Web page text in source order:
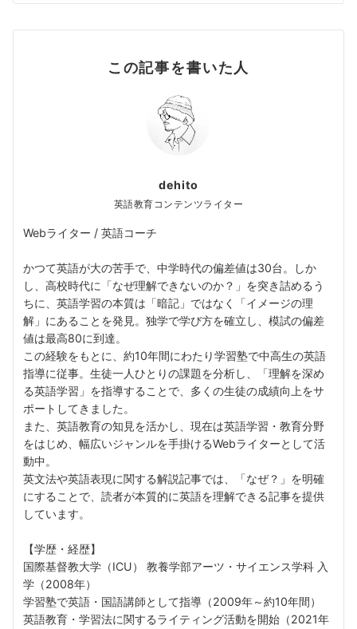
この記事を書いた人
dehito
英語教育コンテンツライター
Webライター / 英語コーチ
かつて英語が大の苦手で、中学時代の偏差値は30台。しか
し、高校時代に「なぜ理解できないのか？」を突き詰めるう
ちに、英語学習の本質は「暗記」ではなく「イメージの理
解」にあることを発見。独学で学び方を確立し、模試の偏差
値は最高80に到達。
この経験をもとに、約10年間にわたり学習塾で中高生の英語
指導に従事。生徒一人ひとりの課題を分析し、「理解を深め
る英語学習」を指導することで、多くの生徒の成績向上をサ
ポートしてきました。
また、英語教育の知見を活かし、現在は英語学習・教育分野
をはじめ、幅広いジャンルを手掛けるWebライターとして活
動中。
英文法や英語表現に関する解説記事では、「なぜ？」を明確
にすることで、読者が本質的に英語を理解できる記事を提供
しています。
【学歴・経歴】
国際基督教大学（ICU） 教養学部アーツ・サイエンス学科 入
学（2008年）
学習塾で英語・国語講師として指導（2009年～約10年間）
英語教育・学習法に関するライティング活動を開始（2021年